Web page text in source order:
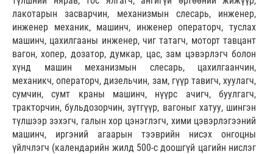
лакотарын засварчин, механизмын слесарь, инженер,
инженер механик, машинч, инженер операторч, туслах
машинч, цахилгааны инженер, чиг татагч, моторт тавцант
вагон, хопер, дозатор, думкар, цас, зам цэвэрлэгч болон
хүнд машин механизмын слесарь, цахилгаанчин,
механикч, операторч, дизельчин, зам, гүүр тавигч, хуулагч,
сумчин, сумт краны машинч, нүүрс ачигч, буулгагч,
тракторчин, бульдозорчин, зүтгүүр, вагоныг хатуу, шингэн
түлшээр зэхэгч, галын хор цэнэглэгч, хими цэвэрлэгээний
машинч, иргэний агаарын тээврийн нисэх онгоцны
үйлчлэгч (календарийн жилд 500-с доошгүй цагийн нислэг